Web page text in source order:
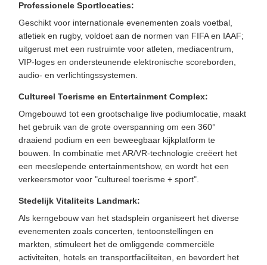
​Professionele Sportlocaties​:
Geschikt voor internationale evenementen zoals voetbal,
atletiek en rugby, voldoet aan de normen van FIFA en IAAF;
uitgerust met een rustruimte voor atleten, mediacentrum,
VIP-loges en ondersteunende elektronische scoreborden,
audio- en verlichtingssystemen.
Cultureel Toerisme en Entertainment Complex:
Omgebouwd tot een grootschalige live podiumlocatie, maakt
het gebruik van de grote overspanning om een 360°
draaiend podium en een beweegbaar kijkplatform te
bouwen. In combinatie met AR/VR-technologie creëert het
een meeslepende entertainmentshow, en wordt het een
verkeersmotor voor "cultureel toerisme + sport".
Stedelijk Vitaliteits Landmark:
Als kerngebouw van het stadsplein organiseert het diverse
evenementen zoals concerten, tentoonstellingen en
markten, stimuleert het de omliggende commerciële
activiteiten, hotels en transportfaciliteiten, en bevordert het